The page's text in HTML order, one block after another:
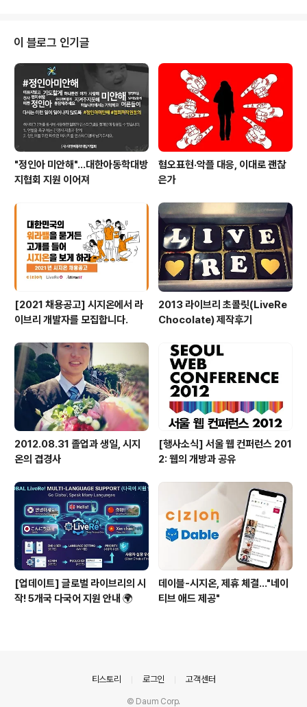
이 블로그 인기글
"정인아 미안해"...대한아동학대방
지협회 지원 이어져
혐오표현·악플 대응, 이대로 괜찮
은가
[2021 채용공고] 시지온에서 라
이브리 개발자를 모집합니다.
2013 라이브리 초콜릿(LiveRe
Chocolate) 제작후기
2012.08.31 졸업과 생일, 시지
온의 겹경사
[행사소식] 서울 웹 컨퍼런스 201
2: 웹의 개방과 공유
[업데이트] 글로벌 라이브리의 시
작! 5개국 다국어 지원 안내 🌍
데이블-시지온, 제휴 체결…"네이
티브 애드 제공"
티스토리 로그인 고객센터
© Daum Corp.